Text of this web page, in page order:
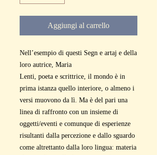
Aggiungi al carrello
Nell’esempio di questi Segn e artaj e della
loro autrice, Maria
Lenti, poeta e scrittrice, il mondo è in
prima istanza quello interiore, o almeno i
versi muovono da lì. Ma è del pari una
linea di raffronto con un insieme di
oggetti/eventi e comunque di esperienze
risultanti dalla percezione e dallo sguardo
come altrettanto dalla loro lingua: materia